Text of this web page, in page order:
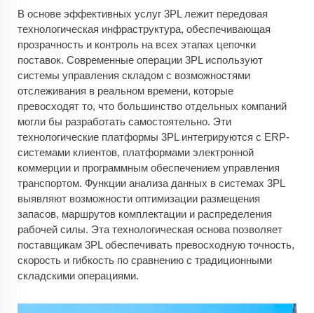
В основе эффективных услуг 3PL лежит передовая
технологическая инфраструктура, обеспечивающая
прозрачность и контроль на всех этапах цепочки
поставок. Современные операции 3PL используют
системы управления складом с возможностями
отслеживания в реальном времени, которые
превосходят то, что большинство отдельных компаний
могли бы разработать самостоятельно. Эти
технологические платформы 3PL интегрируются с ERP-
системами клиентов, платформами электронной
коммерции и программным обеспечением управления
транспортом. Функции анализа данных в системах 3PL
выявляют возможности оптимизации размещения
запасов, маршрутов комплектации и распределения
рабочей силы. Эта технологическая основа позволяет
поставщикам 3PL обеспечивать превосходную точность,
скорость и гибкость по сравнению с традиционными
складскими операциями.